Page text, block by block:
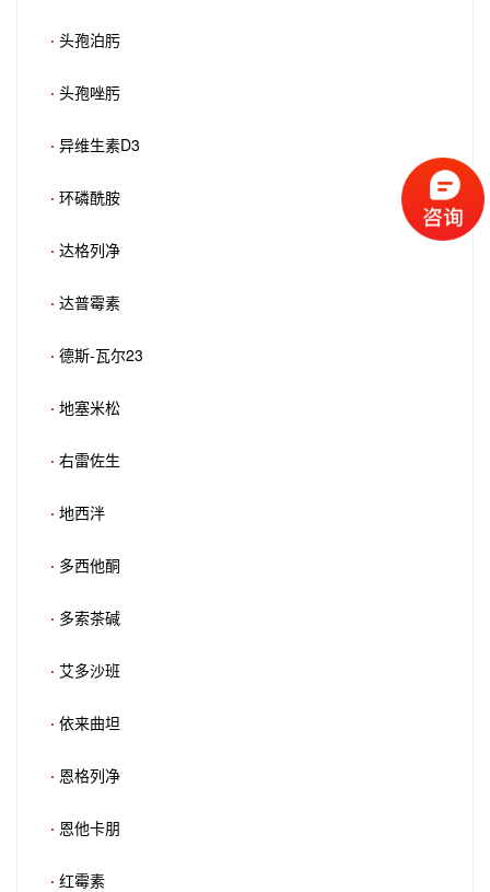
· 头孢泊肟
· 头孢唑肟
· 异维生素D3
· 环磷酰胺
· 达格列净
· 达普霉素
· 德斯-瓦尔23
· 地塞米松
· 右雷佐生
· 地西泮
· 多西他酮
· 多索茶碱
· 艾多沙班
· 依来曲坦
· 恩格列净
· 恩他卡朋
· 红霉素